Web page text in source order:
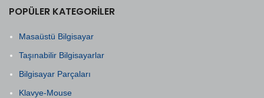
POPÜLER KATEGORILER
Masaüstü Bilgisayar
Taşınabilir Bilgisayarlar
Bilgisayar Parçaları
Klavye-Mouse